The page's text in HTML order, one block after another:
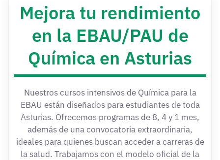
Mejora tu rendimiento
en la EBAU/PAU de
Química en Asturias
Nuestros cursos intensivos de Química para la
EBAU están diseñados para estudiantes de toda
Asturias. Ofrecemos programas de 8, 4 y 1 mes,
además de una convocatoria extraordinaria,
ideales para quienes buscan acceder a carreras de
la salud. Trabajamos con el modelo oficial de la